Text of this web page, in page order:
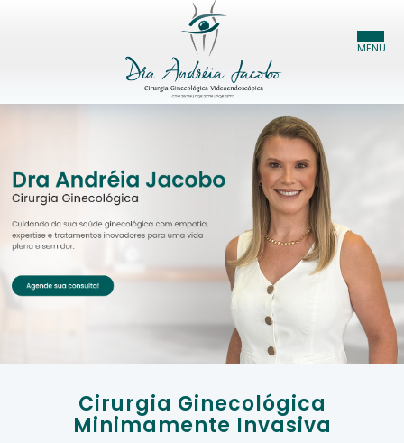
DRA. ANDRÉIA JACOBO
ESPECIALIDADES
Cirurgia Ginecológica
Minimamente Invasiva